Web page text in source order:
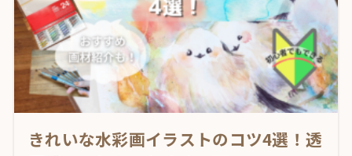
きれいな水彩画イラストのコツ4選！透